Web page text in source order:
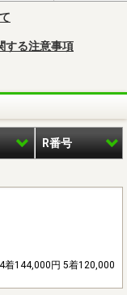
する注意事項
R番号
着144,000円 5着120,000